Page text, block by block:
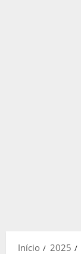
Início 2025